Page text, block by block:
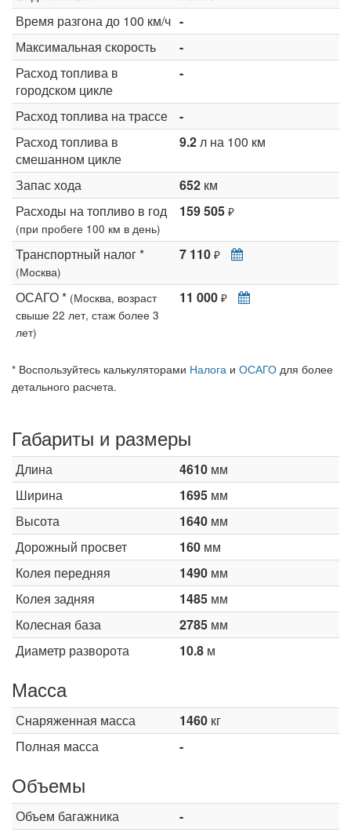
Время разгона до 100 км/ч -
Максимальная скорость
-
Расход топлива в
городском цикле
-
Расход топлива на трассе
-
Расход топлива в
смешанном цикле
9.2л на 100 км
Запас хода 652 км
Расходы на топливо в год
(при пробеге 100 км в день)
159 505 ₽
Транспортный налог *
(Москва)
7 110 ₽
ОСАГО * (Москва, возраст
свыше 22 лет, стаж более 3
лет)
11 000 ₽
* Воспользуйтесь калькуляторами Налога и ОСАГО для более
детального расчета.
Габариты и размеры
Длина 4610 мм
Ширина
1695 мм
Высота
1640 мм
Дорожный просвет
160 мм
Колея передняя
1490 мм
Колея задняя
1485 мм
Колесная база
2785 мм
Диаметр разворота
10.8 м
Масса
Снаряженная масса 1460 кг
Полная масса
-
Объемы
Объем багажника
-